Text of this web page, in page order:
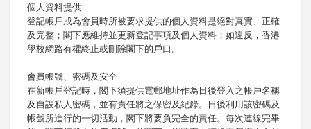
個人資料提供
登記帳戶成為會員時所被要求提供的個人資料是絕對真實、正確
及完整；閣下應維持並更新登記事項及個人資料；如違反，香港
學校網路有權終止或刪除閣下的戶口。
會員帳號、密碼及安全
在新帳戶登記時，閣下須提供電郵地址作為日後登入之帳戶名稱
及自設私人密碼，並有責任將之保密及紀錄。日後利用該密碼及
帳號所進行的一切活動，閣下將要負完全的責任。每次連線完畢